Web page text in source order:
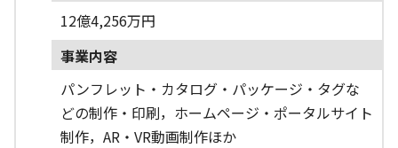
12億4,256万円
事業内容
パンフレット・カタログ・パッケージ・タグな
どの制作・印刷，ホームページ・ポータルサイト
制作，AR・VR動画制作ほか